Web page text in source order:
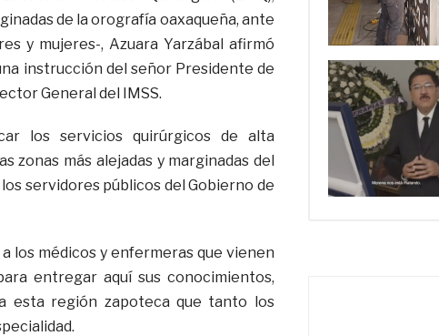
de la orografía oaxaqueña, ante
y mujeres-, Azuara Yarzábal afirmó
instrucción del señor Presidente de
General del IMSS.
los servicios quirúrgicos de alta
zonas más alejadas y marginadas del
servidores públicos del Gobierno de
los médicos y enfermeras que vienen
entregar aquí sus conocimientos,
esta región zapoteca que tanto los